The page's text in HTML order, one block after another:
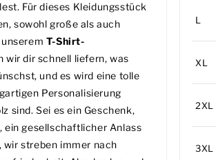
Für dieses Kleidungsstück
sowohl große als auch
T-Shirt-
wir dir schnell liefern, was
und es wird eine tolle
Personalisierung
sind. Sei es ein Geschenk,
ein gesellschaftlicher Anlass
wir streben immer nach
L
XL
2XL
3XL